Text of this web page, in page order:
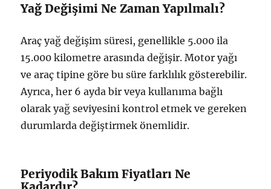
Yağ Değişimi Ne Zaman Yapılmalı?
Araç yağ değişim süresi, genellikle 5.000 ila
15.000 kilometre arasında değişir. Motor yağı
ve araç tipine göre bu süre farklılık gösterebilir.
Ayrıca, her 6 ayda bir veya kullanıma bağlı
olarak yağ seviyesini kontrol etmek ve gereken
durumlarda değiştirmek önemlidir.
Periyodik Bakım Fiyatları Ne